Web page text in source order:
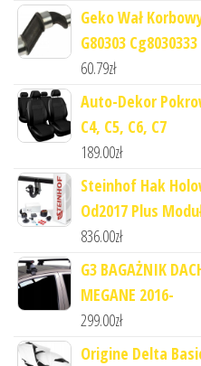
Geko Wał
G80303 Cg8030333
60.79zł
Auto-Dekor
C4, C5, C6, C7
189.00zł
Steinhof Hak
Od2017 Plus
836.00zł
G3 BAGAŻNIK
MEGANE 2016-
299.00zł
Origine Delta